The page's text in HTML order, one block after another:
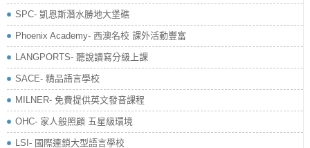
SPC- 凱恩斯潛水勝地大堡礁
Phoenix Academy- 西澳名校 課外活動豐富
LANGPORTS- 聽說讀寫分級上課
SACE- 精品語言學校
MILNER- 免費提供英文發音課程
OHC- 家人般照顧 五星級環境
LSI- 國際連鎖大型語言學校